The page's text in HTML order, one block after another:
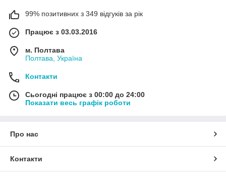
99% позитивних з 349 відгуків за рік
Працює з 03.03.2016
м. Полтава
Полтава, Україна
Контакти
Сьогодні працює з 00:00 до 24:00
Показати весь графік роботи
Про нас
Контакти